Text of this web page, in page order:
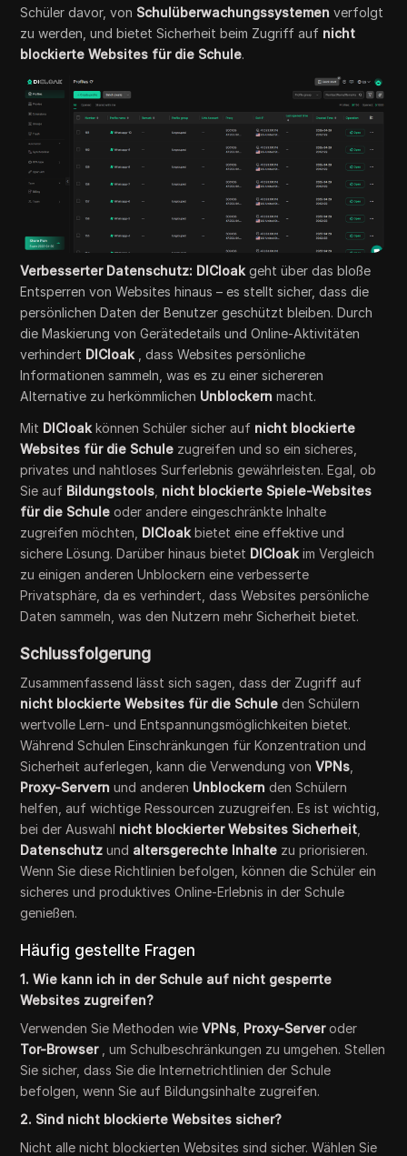
Schüler davor, von Schulüberwachungssystemen verfolgt
zu werden, und bietet Sicherheit beim Zugriff auf nicht
blockierte Websites für die Schule.
Verbesserter Datenschutz: DICloak geht über das bloße
Entsperren von Websites hinaus – es stellt sicher, dass die
persönlichen Daten der Benutzer geschützt bleiben. Durch
die Maskierung von Gerätedetails und Online-Aktivitäten
verhindert DICloak , dass Websites persönliche
Informationen sammeln, was es zu einer sichereren
Alternative zu herkömmlichen Unblockern macht.
Mit DICloak können Schüler sicher auf nicht blockierte
Websites für die Schule zugreifen und so ein sicheres,
privates und nahtloses Surferlebnis gewährleisten. Egal, ob
Sie auf Bildungstools nicht blockierte Spiele-Websites
für die Schule oder andere eingeschränkte Inhalte
zugreifen möchten, DICloak bietet eine effektive und
sichere Lösung. Darüber hinaus bietet DICloak im Vergleich
zu einigen anderen Unblockern eine verbesserte
Privatsphäre, da es verhindert, dass Websites persönliche
Daten sammeln, was den Nutzern mehr Sicherheit bietet.
Schlussfolgerung
Zusammenfassend lässt sich sagen, dass der Zugriff auf
nicht blockierte Websites für die Schule den Schülern
wertvolle Lern- und Entspannungsmöglichkeiten bietet.
Während Schulen Einschränkungen für Konzentration und
Sicherheit auferlegen, kann die Verwendung vonVPNs
Proxy-Servern und anderen Unblockern den Schülern
helfen, auf wichtige Ressourcen zuzugreifen. Es ist wichtig,
bei der Auswahl nicht blockierter Websites Sicherheit
Datenschutz und altersgerechte Inhalte zu priorisieren.
Wenn Sie diese Richtlinien befolgen, können die Schüler ein
sicheres und produktives Online-Erlebnis in der Schule
genießen.
Häufig gestellte Fragen
1. Wie kann ich in der Schule auf nicht gesperrte
Websites zugreifen?
Verwenden Sie Methoden wieVPNs Proxy-Serveroder
Tor-Browser, um Schulbeschränkungen zu umgehen. Stellen
Sie sicher, dass Sie die Internetrichtlinien der Schule
befolgen, wenn Sie auf Bildungsinhalte zugreifen.
2. Sind nicht blockierte Websites sicher?
Nicht alle nicht blockierten Websites sind sicher. Wählen Sie